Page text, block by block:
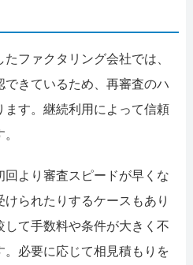
ファクタリング会社では、
きているため、再審査のハ
ます。継続利用によって信頼
回より審査スピードが早くな
られたりするケースもあり
して手数料や条件が大きく不
必要に応じて相見積もりを